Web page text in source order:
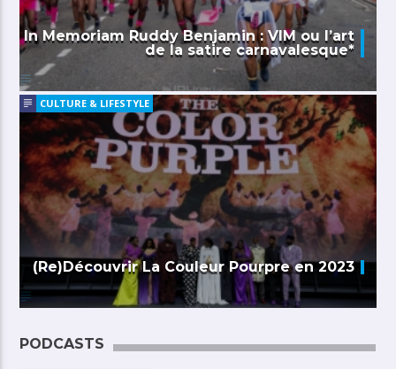
In Memoriam Ruddy Benjamin : VIM ou l’art
de la satire carnavalesque*
CULTURE & LIFESTYLE
(Re)Découvrir La Couleur Pourpre en 2023
PODCASTS